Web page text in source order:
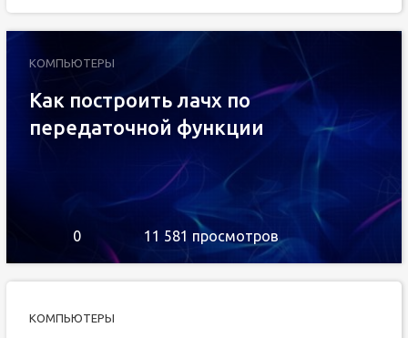
КОМПЬЮТЕРЫ
Как построить лачх по
передаточной функции
0 11 581 просмотров
КОМПЬЮТЕРЫ